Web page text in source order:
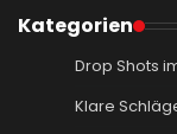
Kategorien
Drop Shots
Klare